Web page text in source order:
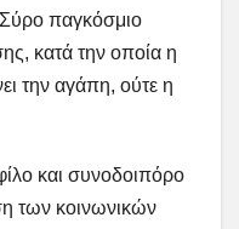
παγκόσμιο
κατά την οποία η
την αγάπη, ούτε η
και συνοδοιπόρο
των κοινωνικών